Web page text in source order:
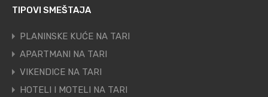
TIPOVI SMEŠTAJA
PLANINSKE KUĆE NA TARI
APARTMANI NA TARI
VIKENDICE NA TARI
HOTELI I MOTELI NA TARI